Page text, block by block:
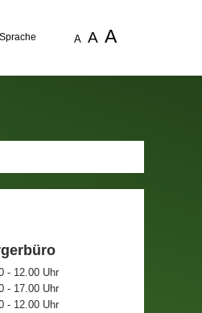
A A A
- 12.00 Uhr
- 17.00 Uhr
- 12.00 Uhr